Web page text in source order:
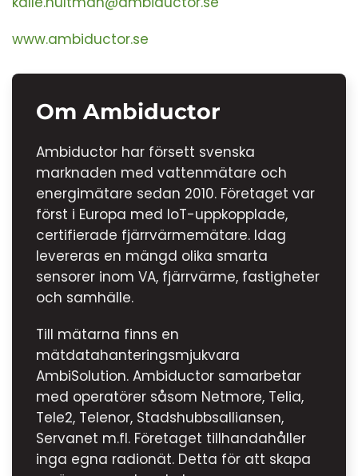
www.ambiductor.se
Om Ambiductor
Ambiductor har försett svenska
marknaden med vattenmätare och
energimätare sedan 2010. Företaget var
först i Europa med IoT-uppkopplade,
certifierade fjärrvärmemätare. Idag
levereras en mängd olika smarta
sensorer inom VA, fjärrvärme, fastigheter
och samhälle.
Till mätarna finns en
mätdatahanteringsmjukvara
AmbiSolution. Ambiductor samarbetar
med operatörer såsom Netmore, Telia,
Tele2, Telenor, Stadshubbsalliansen,
Servanet m.fl. Företaget tillhandahåller
inga egna radionät. Detta för att skapa